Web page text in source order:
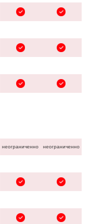
неограниченно неограниченно